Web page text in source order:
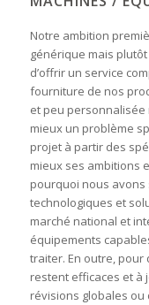
Notre ambition
générique mais
d’offrir un service
fourniture de nos
et peu personnalisée
mieux un problème
projet à partir des
mieux ses ambitions
pourquoi nous
technologiques et
marché national et
équipements
traiter. En outre,
restent efficaces et à
révisions globales